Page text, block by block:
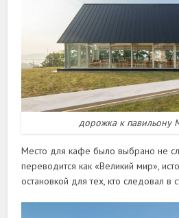
дорожка к павильону
Место для кафе было выбрано не
переводится как «Великий мир»,
остановкой для тех, кто следовал в